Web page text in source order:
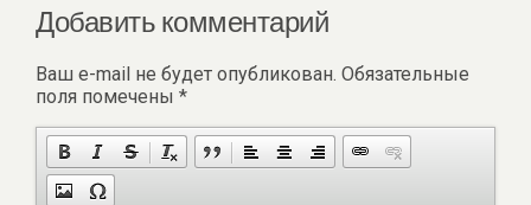
Добавить комментарий
Ваш e-mail не будет опубликован. Обязательные
поля помечены *